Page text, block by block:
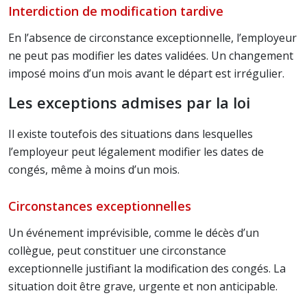
Interdiction de modification tardive
En l’absence de circonstance exceptionnelle, l’employeur
ne peut pas modifier les dates validées. Un changement
imposé moins d’un mois avant le départ est irrégulier.
Les exceptions admises par la loi
Il existe toutefois des situations dans lesquelles
l’employeur peut légalement modifier les dates de
congés, même à moins d’un mois.
Circonstances exceptionnelles
Un événement imprévisible, comme le décès d’un
collègue, peut constituer une circonstance
exceptionnelle justifiant la modification des congés. La
situation doit être grave, urgente et non anticipable.